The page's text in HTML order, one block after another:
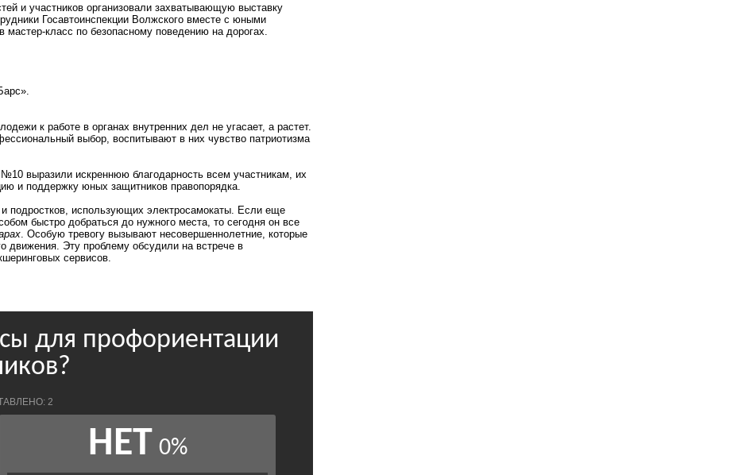
и участников организовали захватывающую выставку
Госавтоинспекции Волжского вместе с юными
класс по безопасному поведению на дорогах.
к работе в органах внутренних дел не угасает, а растет.
выбор, воспитывают в них чувство патриотизма
выразили искреннюю благодарность всем участникам, их
и поддержку юных защитников правопорядка.
подростков, использующих электросамокаты. Если еще
быстро добраться до нужного места, то сегодня он все
. Особую тревогу вызывают несовершеннолетние, которые
движения. Эту проблему обсудили на встрече в
сервисов.